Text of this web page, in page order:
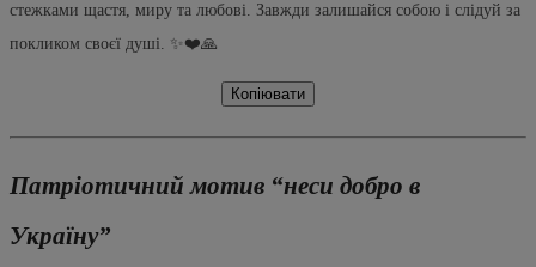
стежками щастя, миру та любові. Завжди залишайся собою і слідуй за
покликом своєї душі. ✨❤️🙏
Копіювати
Патріотичний мотив “неси добро в
Україну”